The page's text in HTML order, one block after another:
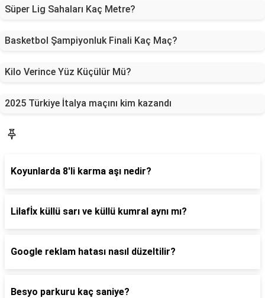
Süper Lig Sahaları Kaç Metre?
Basketbol Şampiyonluk Finali Kaç Maç?
Kilo Verince Yüz Küçülür Mü?
2025 Türkiye İtalya maçını kim kazandı
Koyunlarda 8'li karma aşı nedir?
Lilafİx küllü sarı ve küllü kumral aynı mı?
Google reklam hatası nasıl düzeltilir?
Besyo parkuru kaç saniye?